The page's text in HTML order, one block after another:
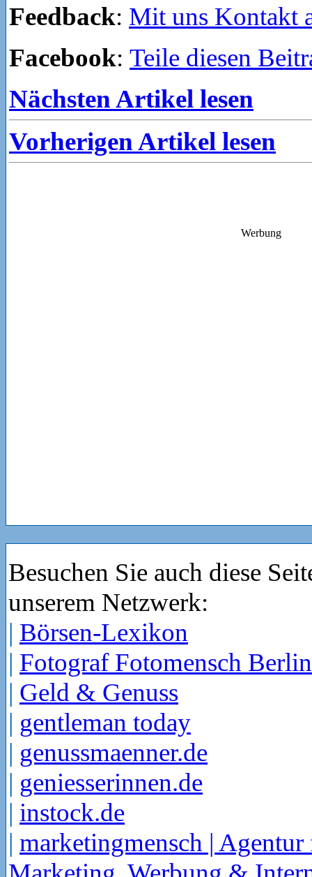
Feedback: Mit uns Kontakt
Facebook: Teile diesen
Nächsten Artikel lesen
Vorherigen Artikel lesen
Werbung
Besuchen Sie auch diese
unserem Netzwerk:
| Börsen-Lexikon
| Fotograf Fotomensch Berlin
| Geld & Genuss
| gentleman today
| genussmaenner.de
| geniesserinnen.de
| instock.de
| marketingmensch | Agentur